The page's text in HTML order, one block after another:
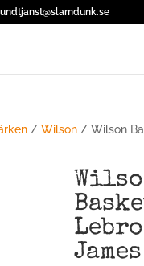
/ Wilson/ Wilson
James